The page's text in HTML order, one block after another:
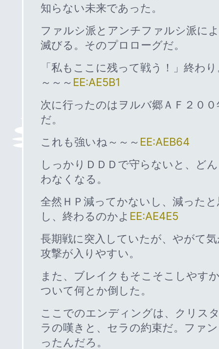
知らない未来であった。
ファルシ派とアンチファルシ派に
滅びる。そのプロローグだ。
「私もここに残って戦う！」終わ
～～～ EE:AE5B1
次に行ったのはヲルバ郷ＡＦ２０
だ。
これも強いね～～～ EE:AEB64
しっかりＤＤＤで守らないと、ど
わなくなる。
全然ＨＰ減ってかないし、減った
し、終わるのかよ EE:AE4E5
長期戦に突入していたが、やがて
攻撃が入りやすい。
また、ブレイクもそこそこしやす
ついて何とか倒した。
ここでのエンディングは、クリス
ラの嘆きと、セラの約束だ。ファ
ったんだろ。